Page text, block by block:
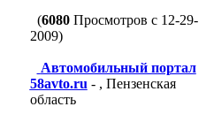
(6080Просмотров с 12-29-
2009)
Автомобильный портал
58avto.ru - , Пензенская
область